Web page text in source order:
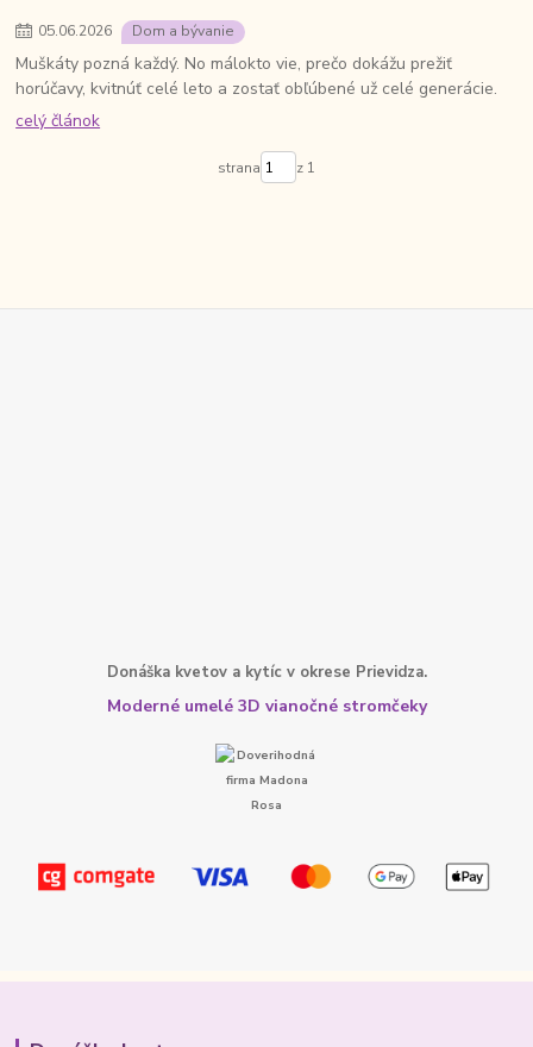
05.06.2026 Dom a bývanie
Muškáty pozná každý. No málokto vie, prečo dokážu prežiť
horúčavy, kvitnúť celé leto a zostať obľúbené už celé generácie.
celý článok
strana z 1
Donáška kvetov a kytíc v okrese Prievidza.
Moderné umelé 3D vianočné stromčeky